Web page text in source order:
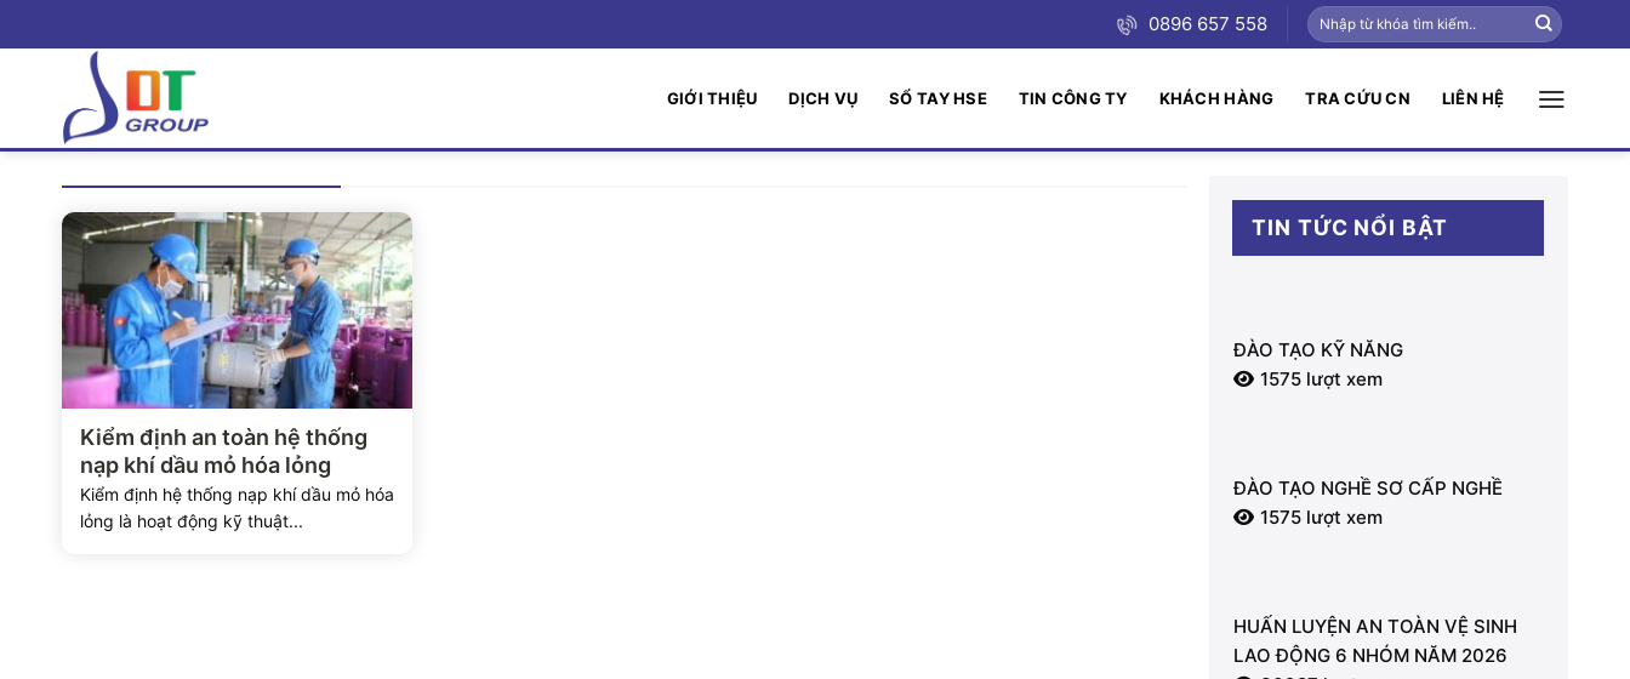
qua
0896 657 558
GIỚI THIỆU DỊCH VỤ SỔ TAY HSE TIN CÔNG TY KHÁCH HÀNG TRA CỨU CN LIÊN HỆ
Xem chi tiết
Kiểm định an toàn hệ thống
nạp khí dầu mỏ hóa lỏng
Kiểm định hệ thống nạp khí dầu mỏ hóa
lỏng là hoạt động kỹ thuật...
TIN TỨC NỔI BẬT
ĐÀO TẠO KỸ NĂNG
1575 lượt xem
ĐÀO TẠO NGHỀ SƠ CẤP NGHỀ
1575 lượt xem
HUẤN LUYỆN AN TOÀN VỆ SINH
LAO ĐỘNG 6 NHÓM NĂM 2026